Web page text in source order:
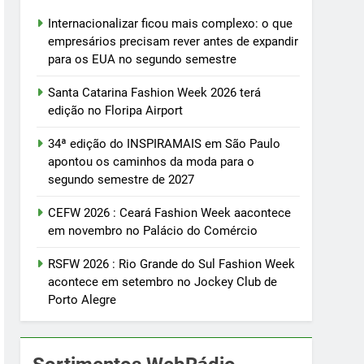
Internacionalizar ficou mais complexo: o que
empresários precisam rever antes de expandir
para os EUA no segundo semestre
Santa Catarina Fashion Week 2026 terá
edição no Floripa Airport
34ª edição do INSPIRAMAIS em São Paulo
apontou os caminhos da moda para o
segundo semestre de 2027
CEFW 2026 : Ceará Fashion Week aacontece
em novembro no Palácio do Comércio
RSFW 2026 : Rio Grande do Sul Fashion Week
acontece em setembro no Jockey Club de
Porto Alegre